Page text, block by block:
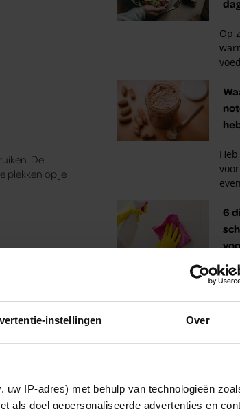
instellingen Over
uw IP-adres) met behulp van technologieën
als doel gepersonaliseerde advertenties en
De
plekken op je